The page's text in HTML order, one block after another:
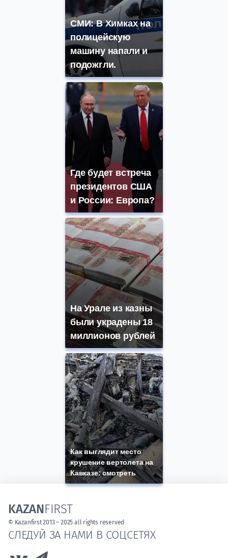
СМИ: В Химках на
полицейскую
машину напали и
подожгли.
Где будет встреча
президентов США
и России: Европа?
На Урале из казны
были украдены 18
миллионов рублей
Как выглядит место
крушение вертолета на
Кавказе: смотреть
СЛЕДУЙ ЗА НАМИ В СОЦСЕТЯХ
KAZANFIRST
© Kazanfirst 2013 – 2025 all rights reserved